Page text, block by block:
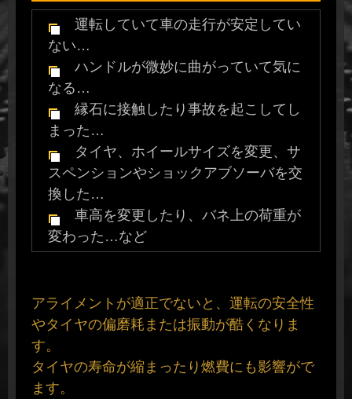
運転していて車の走行が安定してい
ない…
ハンドルが微妙に曲がっていて気に
なる…
縁石に接触したり事故を起こしてし
まった…
タイヤ、ホイールサイズを変更、サ
スペンションやショックアブソーバを交
換した…
車高を変更したり、バネ上の荷重が
変わった…など
アライメントが適正でないと、運転の安全性
やタイヤの偏磨耗または振動が酷くなりま
す。
タイヤの寿命が縮まったり燃費にも影響がで
ます。